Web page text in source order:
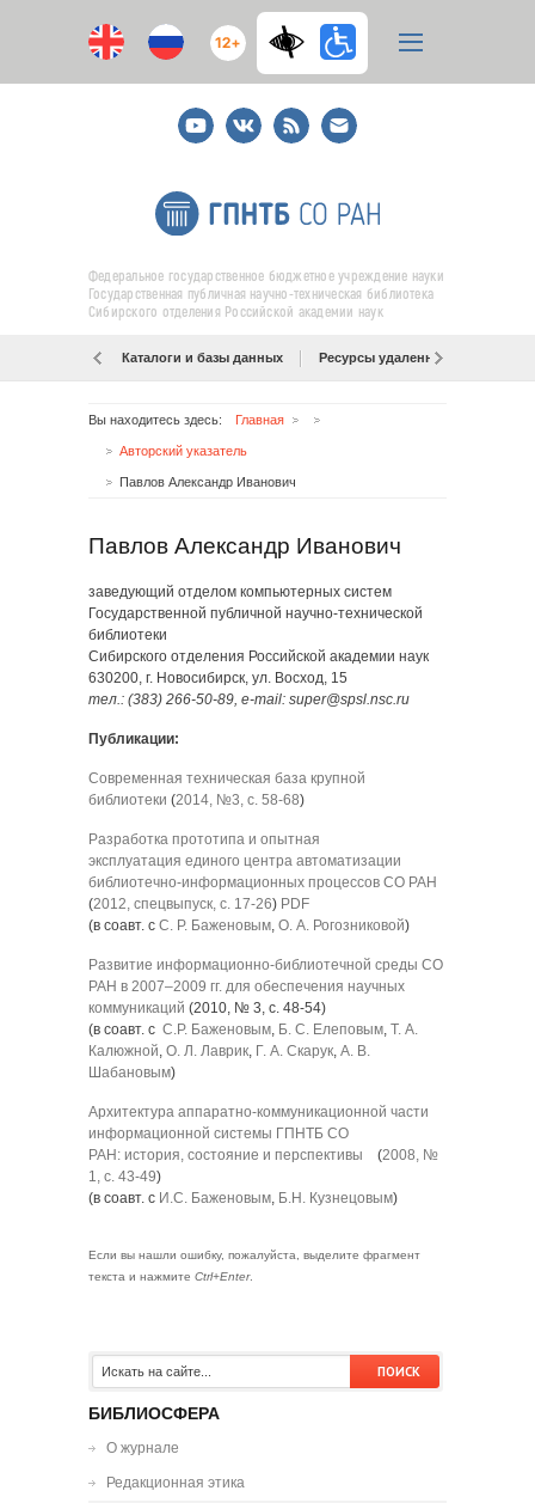
12+
YoutubeВКонтакте
RSS
E-
mail
подписка
Федеральное государственное бюджетное учреждение науки
Государственная публичная научно-техническая библиотека
Сибирского отделения Российской академии наук
Каталоги и базы данных Ресурсы удаленного доступа
Вы находитесь здесь: Главная
Авторский указатель
Павлов Александр Иванович
Павлов Александр Иванович
заведующий отделом компьютерных систем
Государственной публичной научно-технической
библиотеки
Сибирского отделения Российской академии наук
630200, г. Новосибирск, ул. Восход, 15
тел.: (383) 266-50-89, e-mail: super@spsl.nsc.ru
Публикации:
Современная техническая база крупной
библиотеки (2014, №3, с. 58-68)
Разработка прототипа и опытная
эксплуатация единого центра автоматизации
библиотечно-информационных процессов СО РАН
(2012, спецвыпуск, с. 17-26) PDF
(в соавт. с С. Р. Баженовым, О. А. Рогозниковой)
Развитие информационно-библиотечной среды СО
РАН в 2007–2009 гг. для обеспечения научных
коммуникаций (2010, № 3, с. 48-54)
(в соавт. с С.Р. Баженовым, Б. С. Елеповым, Т. А.
Калюжной, О. Л. Лаврик, Г. А. Скарук, А. В.
Шабановым)
Архитектура аппаратно-коммуникационной части
информационной системы ГПНТБ СО
РАН: история, состояние и перспективы (2008, №
1, с. 43-49)
(в соавт. с И.С. Баженовым, Б.Н. Кузнецовым)
Если вы нашли ошибку, пожалуйста, выделите фрагмент
текста и нажмите Ctrl+Enter.
БИБЛИОСФЕРА
О журнале
Редакционная этика